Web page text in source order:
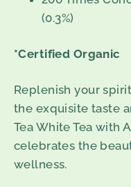
(0.3%)
*Certified Organic
Replenish your
the exquisite taste
Tea White Tea with
celebrates the
wellness.